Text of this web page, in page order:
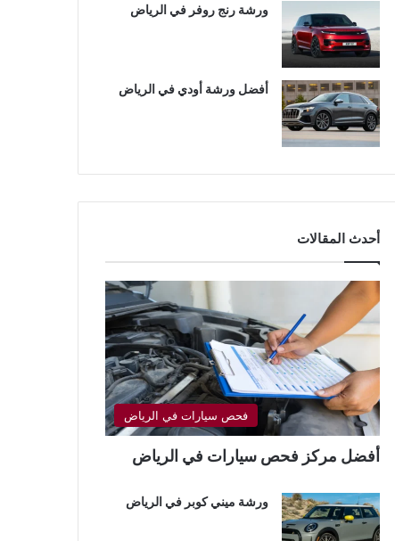
ورشة رنج روفر في الرياض
أفضل ورشة أودي في الرياض
أحدث المقالات
فحص سيارات في الرياض
أفضل مركز فحص سيارات في الرياض
ورشة ميني كوبر في الرياض